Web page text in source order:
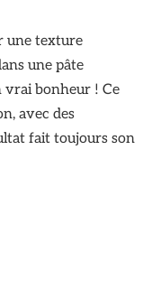
une texture
une pâte
vrai bonheur ! Ce
avec des
fait toujours son